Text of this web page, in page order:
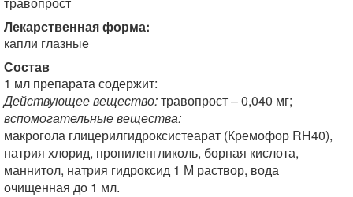
Лекарственная форма:
капли глазные
Состав
1 мл препарата содержит:
Действующее вещество:травопрост – 0,040 мг;
вспомогательные вещества:
макрогола глицерилгидроксистеарат (Кремофор RH40),
натрия хлорид, пропиленгликоль, борная кислота,
маннитол, натрия гидроксид 1 М раствор, вода
очищенная до 1 мл.